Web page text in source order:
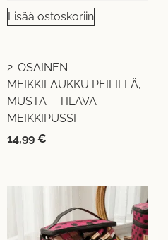
Lisää ostoskoriin
2-OSAINEN
MEIKKILAUKKU PEILILLÄ,
MUSTA – TILAVA
MEIKKIPUSSI
14,99 €